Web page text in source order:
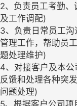
2、负责员工考勤
及工作调配)
3、负责日常员工
管理工作，帮助员
题处理维护)
4、对接客户及本
反馈和处理各种突
问题处理)
5、根据客户公司